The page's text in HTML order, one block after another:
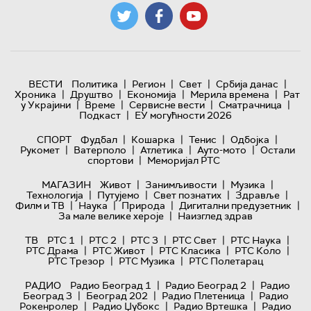
ВЕСТИ Политика | Регион | Свет | Србија данас |
Хроника | Друштво | Економија | Мерила времена | Рат
у Украјини | Време | Сервисне вести | Сматрачница |
Подкаст | ЕУ могућности 2026
СПОРТ
Фудбал | Кошарка | Тенис | Одбојка |
Рукомет | Ватерполо | Атлетика | Ауто-мото | Остали
спортови | Меморијал РТС
МАГАЗИН
Живот | Занимљивости | Музика |
Технологијa | Путујемо | Свет познатих | Здравље |
Филм и ТВ | Наука | Природа | Дигитални предузетник |
За мале велике хероје | Наизглед здрав
ТВ
РТС 1 | РТС 2 | РТС 3 | РТС Свет | РТС Наука |
РТС Драма | РТС Живот | РТС Класика | РТС Коло |
РТС Трезор | РТС Музика | РТС Полетарац
РАДИО
Радио Београд 1 | Радио Београд 2 | Радио
Београд 3 | Београд 202 | Радио Плетеница | Радио
Рокенролер | Радио Џубокс | Радио Вртешка | Радио